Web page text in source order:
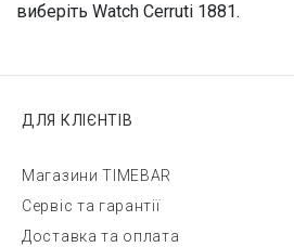
виберіть Watch Cerruti 1881.
ДЛЯ КЛІЄНТІВ
Магазини TIMEBAR
Сервіс та гарантії
Доставка та оплата